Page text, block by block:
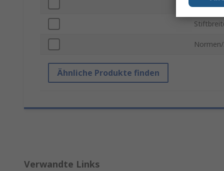
Ähnliche Produkte finden
Verwandte Links